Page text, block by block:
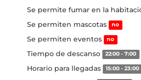
Se permite fumar en la
Se permiten mascotas no
Se permiten eventos no
Tiempo de descanso 22:00 - 7:00
Horario para llegadas 15:00 - 23:00